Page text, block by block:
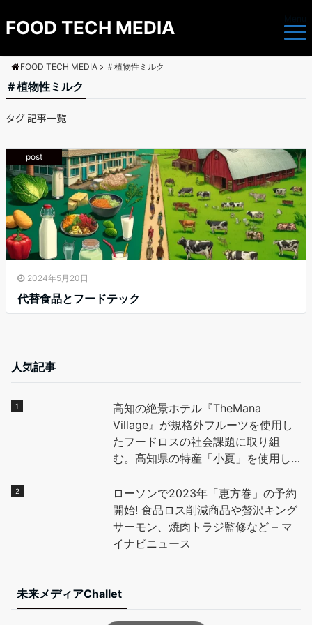
FOOD TECH MEDIA
FOOD TECH MEDIA ＃植物性ミルク
＃植物性ミルク
タグ 記事一覧
post
2024年5月20日
代替食品とフードテック
人気記事
高知の絶景ホテル『TheMana
Village』が規格外フルーツを使用し
たフードロスの社会課題に取り組
む。高知県の特産「小夏」を使用し
全国に魅力を発信。 – PR TIMES
ローソンで2023年「恵方巻」の予約
開始! 食品ロス削減商品や贅沢キング
サーモン、焼肉トラジ監修など – マ
イナビニュース
未来メディアChallet